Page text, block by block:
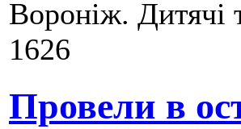
Вороніж. Дитячі
1626
Провели в